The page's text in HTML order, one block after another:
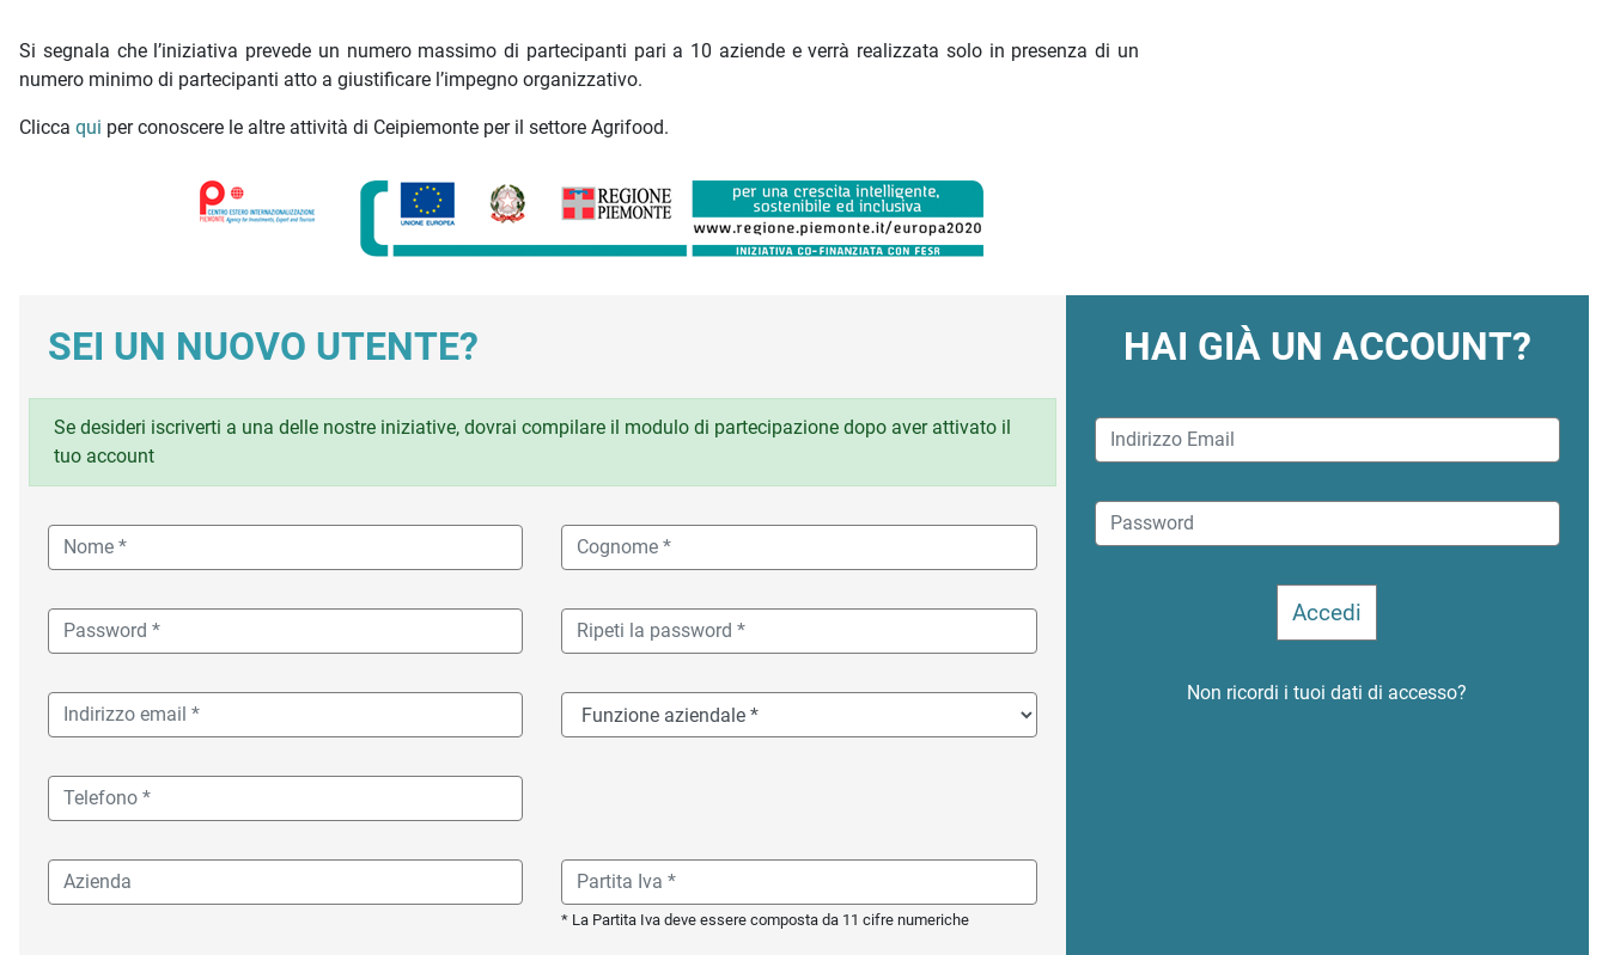
Si segnala che l’iniziativa prevede un numero massimo di partecipanti pari a 10 aziende e verrà realizzata solo in presenza di un
numero minimo di partecipanti atto a giustificare l’impegno organizzativo.
Clicca qui per conoscere le altre attività di Ceipiemonte per il settore Agrifood.
SEI UN NUOVO UTENTE?
Se desideri iscriverti a una delle nostre iniziative, dovrai compilare il modulo di partecipazione dopo aver attivato il
tuo account
* La Partita Iva deve essere composta da 11 cifre numeriche
HAI GIÀ UN ACCOUNT?
Non ricordi i tuoi dati di accesso?